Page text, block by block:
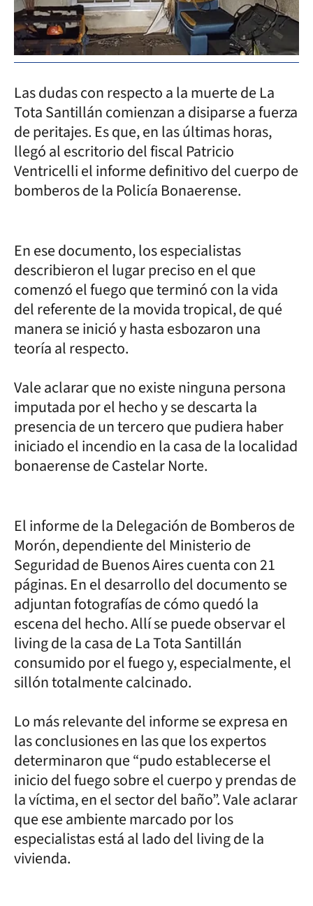
Las dudas con respecto a la muerte de La
Tota Santillán comienzan a disiparse a fuerza
de peritajes. Es que, en las últimas horas,
llegó al escritorio del fiscal Patricio
Ventricelli el informe definitivo del cuerpo de
bomberos de la Policía Bonaerense.
En ese documento, los especialistas
describieron el lugar preciso en el que
comenzó el fuego que terminó con la vida
del referente de la movida tropical, de qué
manera se inició y hasta esbozaron una
teoría al respecto.
Vale aclarar que no existe ninguna persona
imputada por el hecho y se descarta la
presencia de un tercero que pudiera haber
iniciado el incendio en la casa de la localidad
bonaerense de Castelar Norte.
El informe de la Delegación de Bomberos de
Morón, dependiente del Ministerio de
Seguridad de Buenos Aires cuenta con 21
páginas. En el desarrollo del documento se
adjuntan fotografías de cómo quedó la
escena del hecho. Allí se puede observar el
living de la casa de La Tota Santillán
consumido por el fuego y, especialmente, el
sillón totalmente calcinado.
Lo más relevante del informe se expresa en
las conclusiones en las que los expertos
determinaron que “pudo establecerse el
inicio del fuego sobre el cuerpo y prendas de
la víctima, en el sector del baño”. Vale aclarar
que ese ambiente marcado por los
especialistas está al lado del living de la
vivienda.